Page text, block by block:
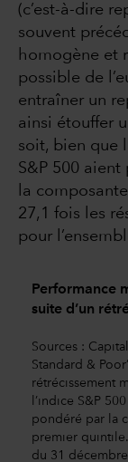
(c’est-à-dire
souvent
homogène et
possible de
entraîner un
ainsi étouffer
soit, bien que
S&P 500
la
27,1 fois les
pour
Performance
suite d’un
Sources :
Standard &
rétrécissement
l’indice S&P
pondéré par la
premier
du 31